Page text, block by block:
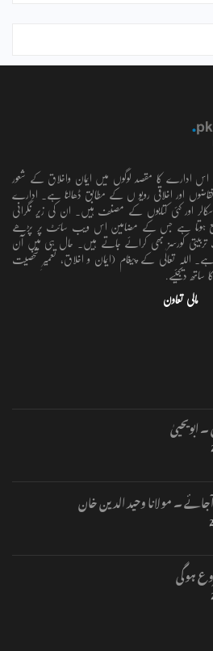
اس ادارے کا مقصد لوگوں میں ایمان واخلاق کے شعور
تقاضوں اور اخلاقی رویو ں کے مطابق ڈھالنا ہے۔ ادارے
اور کئی کتابوں کے مصنف ہیں۔ ان کی زیر نگرانی
شائع ہوتا ہے جس کے مضامین اس ویب سائٹ پر پڑھے
کورسز بھی کرائے جاتے ہیں۔ حال ہی میں آن
اللہ تعالٰی کے پیغام (ایمان و اخلاق، تعمیرِ شخصیت
دیجئیے.
مالی تعاون
ابویحییٰ
۔ مولانا وحید الدین خان
ہوگی